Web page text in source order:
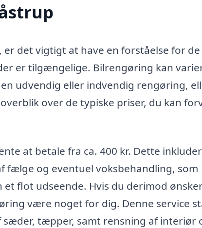
det vigtigt at have en forståelse for de
er tilgængelige. Bilrengøring kan
udvendig eller indvendig rengøring,
over de typiske priser, du kan
at betale fra ca. 400 kr. Dette
fælge og eventuel voksbehandling, som
flot udseende. Hvis du derimod
være noget for dig. Denne service
tæpper, samt rensning af interiør